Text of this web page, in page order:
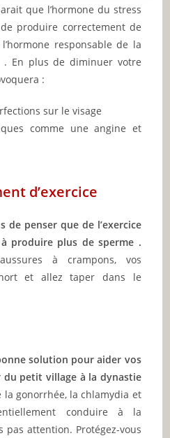
que l’hormone du stress
produire correctement de
responsable de la
En plus de diminuer votre
:
sur le visage
comme une angine et
d’exercice
de penser que de l’exercice
produire plus de sperme .
à crampons, vos
et allez taper dans le
solution pour aider vos
du petit village à la dynastie
la gonorrhée, la chlamydia et
conduire à la
attention. Protégez-vous